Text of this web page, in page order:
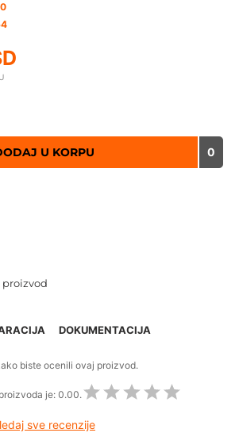
U KORPU 0
proizvod
DOKUMENTACIJA
biste ocenili ovaj proizvod.
je: 0.00.
sve recenzije